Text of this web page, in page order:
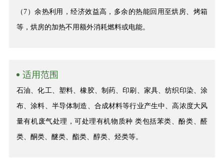
（7）余热利用，经济效益高，多余的热能回用至烘房、烤箱
等，烘房的加热不用额外消耗燃料或电能。
适用范围
石油、化工、塑料、橡胶、制药、印刷、家具、纺织印染、涂
布、涂料、半导体制造、合成材料等行业产生中、高浓度大风
量有机废气处理，可处理有机物质种 类包括苯类、酚类、醛
类、酮类、醚类、酯类、醇类、烃类等。